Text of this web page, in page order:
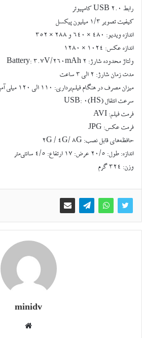
رابط USB 2.0 کامپیوتر
کیفیت تصویر ۱/۳ میلیون پیکسل
اندازه ویدیو: ۴۸۰ × ۶۴۰ و ۲۸۸ × ۳۵۲
اندازه عکس: ۱۰۲۴ × ۱۲۸۰
ولتاژ محدوده شارژ: 2 Battery: 3.7V/260mAh
مدت زمان شارژ: ۲ الی ۳ ساعت
میزان مصرف در هنگام فیلم‌برداری: ۱۱۰ الی ۱۲۰ میلی آمپر در ساعت
سرعت انتقال USB: 0(HS)
فرمت فیلم: AVI
فرمت عکس: JPG
حافظه‌های قابل نصب: 2G / 4G/ 8G
اندازه: طول: ۲۰/۵ عرض: ۱۷ ارتفاع: ۴/۵ سانتی‌متر
وزن: ۳۲۴ گرم
minidv